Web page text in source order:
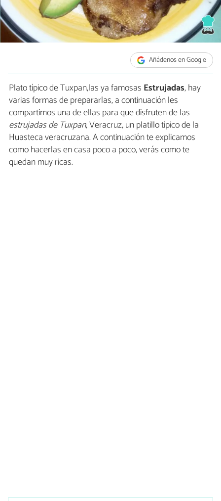
Añádenos en Google
Plato típico de Tuxpan,las ya famosas Estrujadas, hay
varias formas de prepararlas, a continuación les
compartimos una de ellas para que disfruten de las
estrujadas de Tuxpan, Veracruz, un platillo típico de la
Huasteca veracruzana. A continuación te explicamos
como hacerlas en casa poco a poco, verás como te
quedan muy ricas.